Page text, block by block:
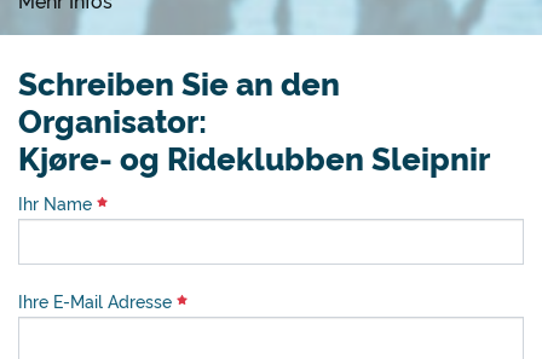
Schreiben Sie an den
Organisator:
Kjøre- og Rideklubben Sleipnir
Ihr Name
Ihre E-Mail Adresse